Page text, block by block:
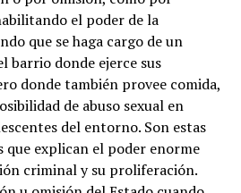
el poder de la
que se haga cargo de un
barrio donde ejerce sus
donde también provee comida,
de abuso sexual en
del entorno. Son estas
que explican el poder enorme
criminal y su proliferación.